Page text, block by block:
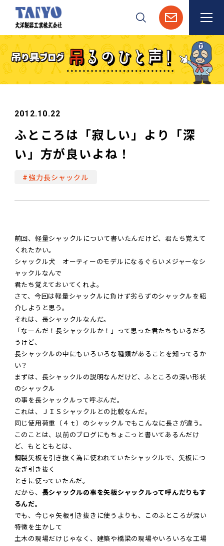
検索
2012.10.22
ふところは「寂しい」より「深
い」方が良いよね！
#強力長シャックル
前回、軽量シャックルについて書いたんだけど、君たち覚えて
くれたかい。
シャックル犬 オーティーのモデルになるぐらいメジャーなシ
ャックルなんで
君たち覚えておいてくれよ。
さて、今回は軽量シャックルに負けず劣らずのシャックルを紹
介しようと思う。
それは、長シャックルなんだ。
「なーんだ！長シャックルか！」って思った君たちもいるだろ
うけど、
長シャックルの中にもいろいろな種類があることを知ってるか
い？
まずは、長シャックルの説明なんだけど、ふところの深い形状
のシャックル
の事を長シャックルって呼ぶんだ。
これは、ＪＩＳシャックルとの比較なんだ。
同じ使用荷重（４ｔ）のシャックルでもこんなに長さが違う。
このことは、以前のブログにもちょこっと書いてあるんだけ
ど、もとともとは、
鋼製矢板を引き抜く為に使われていたシャックルで、矢板につ
なぎ引き抜く
ときに使っていたんだ。
だから、 長シャックルの事を矢板シャックルって呼んだりもす
るんだ。
でも、今じゃ矢板引き抜きに使うよりも、このふところが深い
特徴を生かして
土木の現場だけじゃなく、建築や橋梁の現場やいろいろな工場